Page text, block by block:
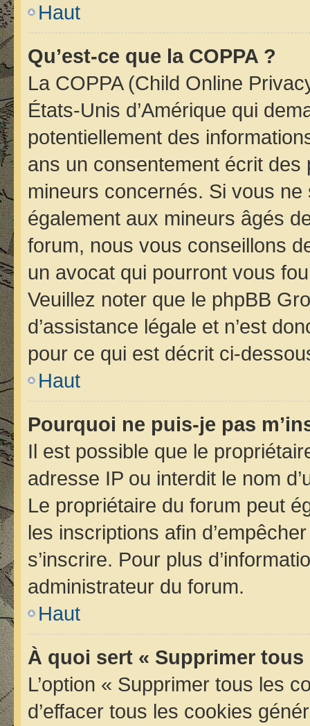
Haut
Qu’est-ce que la COPPA ?
La COPPA (Child Online
États-Unis d’Amérique qui
potentiellement des
ans un consentement écrit
mineurs concernés. Si vous ne
également aux mineurs âgés
forum, nous vous conseillons
un avocat qui pourront vous
Veuillez noter que le phpBB
d’assistance légale et n’est
pour ce qui est décrit ci-
Haut
Pourquoi ne puis-je pas
Il est possible que le
adresse IP ou interdit le nom
Le propriétaire du forum peut
les inscriptions afin
s’inscrire. Pour plus
administrateur du forum.
Haut
À quoi sert « Supprimer
L’option « Supprimer tous les
d’effacer tous les cookies